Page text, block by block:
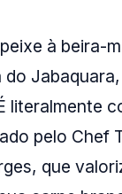
à beira-
do
literalmente
pelo Chef
que